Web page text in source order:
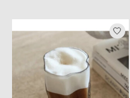
Items van productcarrousel